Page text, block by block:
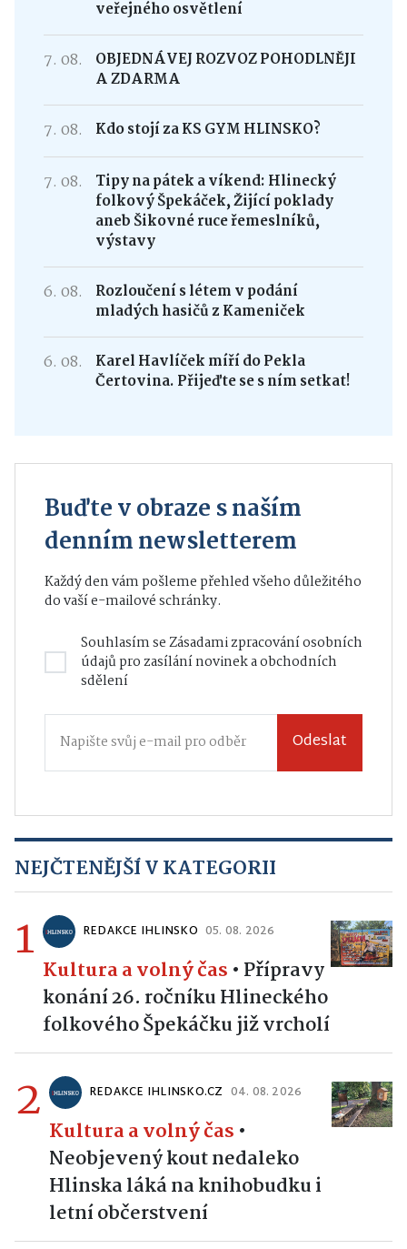
veřejného osvětlení
7. 08.
OBJEDNÁVEJ ROZVOZ POHODLNĚJI
A ZDARMA
7. 08. Kdo stojí za KS GYM HLINSKO?
7. 08.
Tipy na pátek a víkend: Hlinecký
folkový Špekáček, Žijící poklady
aneb Šikovné ruce řemeslníků,
výstavy
6. 08.
Rozloučení s létem v podání
mladých hasičů z Kameniček
6. 08.
Karel Havlíček míří do Pekla
Čertovina. Přijeďte se s ním setkat!
Buďte v obraze s naším
denním newsletterem
Každý den vám pošleme přehled všeho důležitého
do vaší e-mailové schránky.
Souhlasím seZásadami zpracování osobních
údajůpro zasílání novinek a obchodních
sdělení
Odeslat
NEJČTENĚJŠÍ V KATEGORII
1 REDAKCE IHLINSKO 05. 08. 2026
Kultura a volný čas • Přípravy
konání 26. ročníku Hlineckého
folkového Špekáčku již vrcholí
2 REDAKCE IHLINSKO.CZ 04. 08. 2026
Kultura a volný čas •
Neobjevený kout nedaleko
Hlinska láká na knihobudku i
letní občerstvení